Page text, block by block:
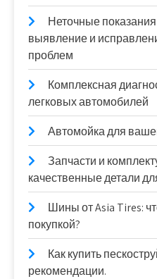
Неточные
выявление и
проблем
Комплексная
легковых автомобилей
Автомойка для
Запчасти и
качественные детали
Шины от Asia Tires:
покупкой?
Как купить
рекомендации.